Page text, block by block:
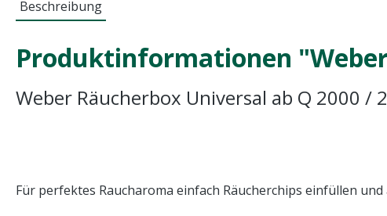
Beschreibung
Produktinformationen
Weber Räucherbox Universal ab Q 2000 /
Für perfektes Raucharoma einfach Räucherchips einfüllen